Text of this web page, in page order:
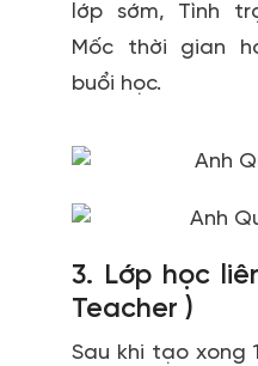
lớp sớm, Tình
Mốc thời gian
buổi học.
3. Lớp học
Teacher )
Sau khi tạo xong